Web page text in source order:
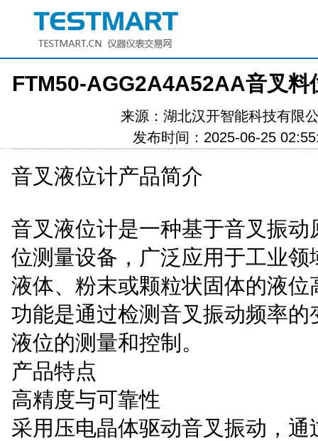
FTM50-AGG2A4A52AA音叉料
来源： 湖北汉开智能科技有限
发布时间：2025-06-25
音叉液位计产品简介
音叉液位计是一种基于音叉振动
位测量设备，广泛应用于工业领
液体、粉末或颗粒状固体的液位
功能是通过检测音叉振动频率的
液位的测量和控制。
产品特点
高精度与可靠性
采用压电晶体驱动音叉振动，通